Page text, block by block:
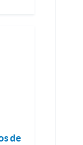
de